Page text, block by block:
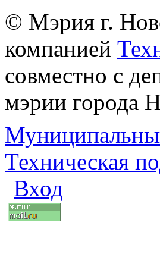
© Мэрия г.
компанией
совместно с
мэрии города
Техническая
Вход